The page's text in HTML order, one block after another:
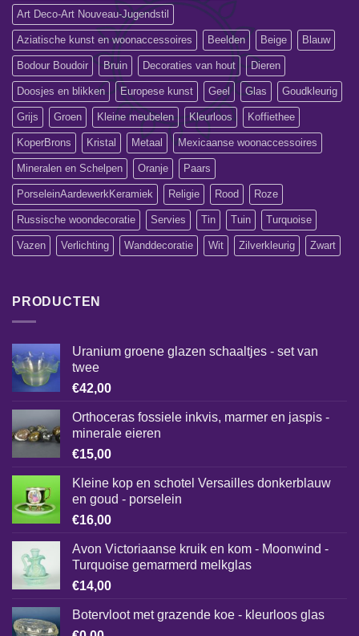
Art Deco-Art Nouveau-Jugendstil
Aziatische kunst en woonaccessoires Beelden Beige Blauw
Bodour Boudoir Bruin Decoraties van hout Dieren
Doosjes en blikken Europese kunst Geel Glas Goudkleurig
Grijs Groen Kleine meubelen Kleurloos Koffiethee
KoperBrons Kristal Metaal Mexicaanse woonaccessoires
Mineralen en Schelpen Oranje Paars
PorseleinAardewerkKeramiek Religie Rood Roze
Russische woondecoratie Servies Tin Tuin Turquoise
Vazen Verlichting Wanddecoratie Wit Zilverkleurig Zwart
PRODUCTEN
Uranium groene glazen schaaltjes - set van
twee
€42,00
Orthoceras fossiele inkvis, marmer en jaspis -
minerale eieren
€15,00
Kleine kop en schotel Versailles donkerblauw
en goud - porselein
€16,00
Avon Victoriaanse kruik en kom - Moonwind -
Turquoise gemarmerd melkglas
€14,00
Botervloot met grazende koe - kleurloos glas